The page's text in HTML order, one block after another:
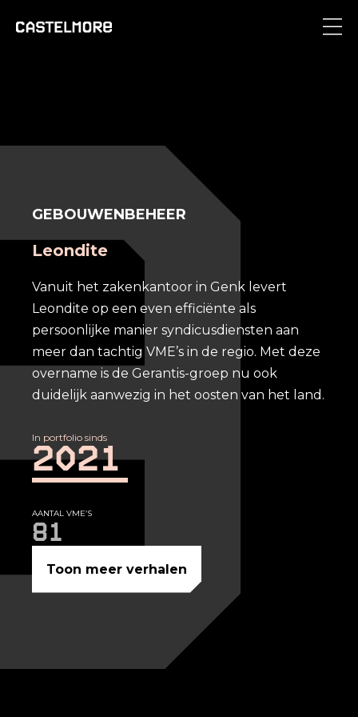
GEBOUWENBEHEER
Leondite
Vanuit het zakenkantoor in Genk levert
Leondite op een even efficiënte als
persoonlijke manier syndicusdiensten aan
meer dan tachtig VME’s in de regio. Met deze
overname is de Gerantis-groep nu ook
duidelijk aanwezig in het oosten van het land.
In portfolio sinds
2021
AANTAL VME’S
81
Toon meer verhalen